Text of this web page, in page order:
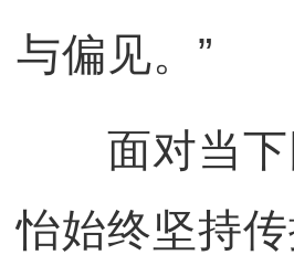
与偏见。”
面对当下
怡始终坚持